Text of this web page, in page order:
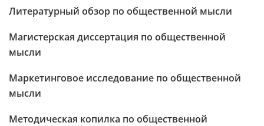
Литературный обзор по общественной мысли
Магистерская диссертация по общественной
мысли
Маркетинговое исследование по общественной
мысли
Методическая копилка по общественной